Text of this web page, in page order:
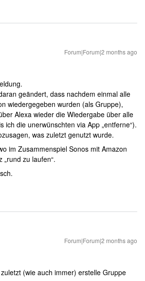
Forum|Forum|2 months ago
geändert, dass nachdem einmal alle
wiedergegeben wurden (als Gruppe),
Alexa wieder die Wiedergabe über alle
ich die unerwünschten via App „entferne“).
was zuletzt genutzt wurde.
im Zusammenspiel Sonos mit Amazon
„rund zu laufen“.
Forum|Forum|2 months ago
(wie auch immer) erstelle Gruppe